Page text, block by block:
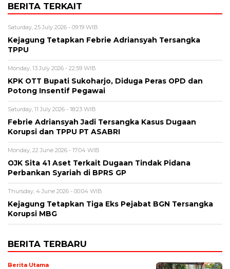
BERITA TERKAIT
Saturday, 25 July 2026 - 09:19 WIB
Kejagung Tetapkan Febrie Adriansyah Tersangka
TPPU
Monday, 13 July 2026 - 22:59 WIB
KPK OTT Bupati Sukoharjo, Diduga Peras OPD dan
Potong Insentif Pegawai
Saturday, 11 July 2026 - 18:23 WIB
Febrie Adriansyah Jadi Tersangka Kasus Dugaan
Korupsi dan TPPU PT ASABRI
Monday, 22 June 2026 - 17:04 WIB
OJK Sita 41 Aset Terkait Dugaan Tindak Pidana
Perbankan Syariah di BPRS GP
Thursday, 4 June 2026 - 00:04 WIB
Kejagung Tetapkan Tiga Eks Pejabat BGN Tersangka
Korupsi MBG
BERITA TERBARU
Berita Utama